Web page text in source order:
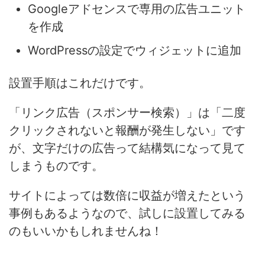
Googleアドセンスで専用の広告ユニット
を作成
WordPressの設定でウィジェットに追加
設置手順はこれだけです。
「リンク広告（スポンサー検索）」は「二度
クリックされないと報酬が発生しない」です
が、文字だけの広告って結構気になって見て
しまうものです。
サイトによっては数倍に収益が増えたという
事例もあるようなので、試しに設置してみる
のもいいかもしれませんね！